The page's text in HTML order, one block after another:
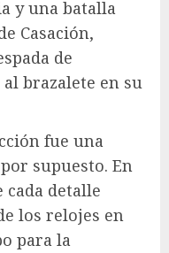
y una batalla
Casación,
de
al brazalete en su
fue una
supuesto. En
cada detalle
los relojes en
para la